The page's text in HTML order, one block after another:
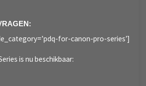
for-canon-pro-series’]
is nu beschikbaar: